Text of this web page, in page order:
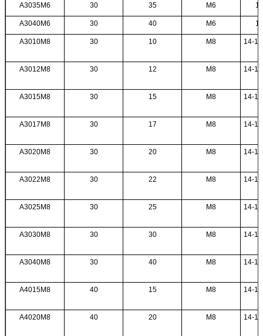
A3035M6 30 35 M6
A3040M6 30 40 M6
A3010M8 30 10 M8 14-
A3012M8 30 12 M8 14-
A3015M8 30 15 M8 14-
A3017M8 30 17 M8 14-
A3020M8 30 20 M8 14-
A3022M8 30 22 M8 14-
A3025M8 30 25 M8 14-
A3030M8 30 30 M8 14-
A3040M8 30 40 M8 14-
A4015M8 40 15 M8 14-
A4020M8 40 20 M8 14-